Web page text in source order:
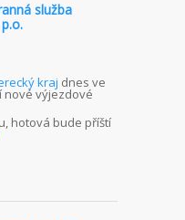
služba
kraj dnes ve
nové výjezdové
hotová bude příští